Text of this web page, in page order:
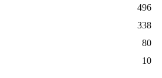
496
338
80
10